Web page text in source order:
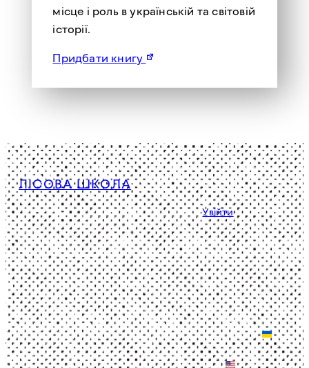
місце і роль в українській та світовій
історії.
Придбати книгу
ЛІСОВА ШКОЛА
Політика конфіденційностіУвійти
Facebook InstagramYouTube
© 1964 –
2025.
Головна
Референтура
ЛШ
BETA:
Функціонал
працює в
режимі
дослідної
Зроблено
спільно в
Україні
та США